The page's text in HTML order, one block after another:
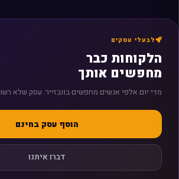
לבעלי עסקים
הלקוחות כבר
מחפשים אותך
מדי יום אלפי אנשים מחפשים בוובזייר. עסק שלא
הוסף עסק בחינם
דברו איתנו